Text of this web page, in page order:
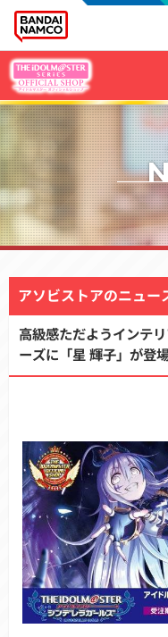
アソビストアのニュー
高級感ただようインテ
ーズに「星 輝子」が登場